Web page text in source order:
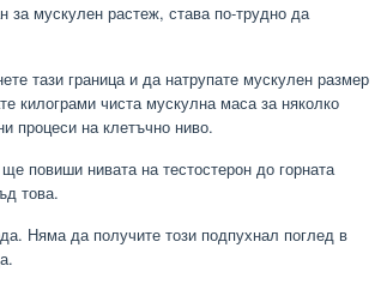
за мускулен растеж, става по-трудно да
тази граница и да натрупате мускулен размер
килограми чиста мускулна маса за няколко
процеси на клетъчно ниво.
повиши нивата на тестостерон до горната
това.
Няма да получите този подпухнал поглед в